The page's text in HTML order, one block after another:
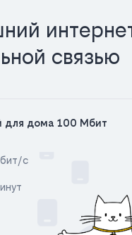
связью
для дома 100 Мбит
с